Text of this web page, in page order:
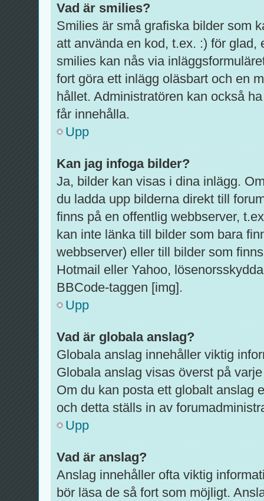
Vad är smilies?
Smilies är små grafiska bilder som
att använda en kod, t.ex. :) för
smilies kan nås via
fort göra ett inlägg oläsbart och en
hållet. Administratören kan också
får innehålla.
Upp
Kan jag infoga bilder?
Ja, bilder kan visas i dina inlägg.
du ladda upp bilderna direkt till
finns på en offentlig webbserver,
kan inte länka till bilder som bara
webbserver) eller till bilder som
Hotmail eller Yahoo,
BBCode-taggen [img].
Upp
Vad är globala anslag?
Globala anslag innehåller viktig
Globala anslag visas överst på
Om du kan posta ett globalt anslag
och detta ställs in av
Upp
Vad är anslag?
Anslag innehåller ofta viktig
bör läsa de så fort som möjligt.